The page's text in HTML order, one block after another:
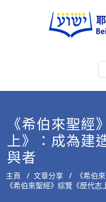
《希伯來聖經
上》：成為建
與者
主頁 / 文章分享 / 《希伯
《希伯來聖經》綜覽《歷代